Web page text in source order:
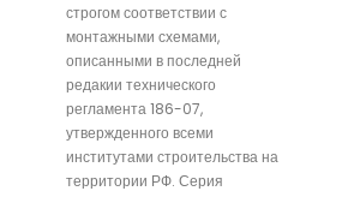
строгом соответствии с
монтажными схемами,
описанными в последней
редакии технического
регламента 186-07,
утвержденного всеми
институтами строительства на
территории РФ. Серия